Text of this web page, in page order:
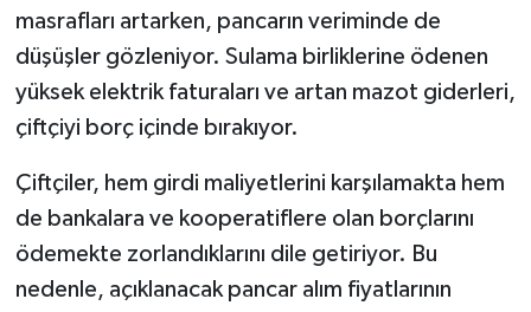
masrafları artarken, pancarın veriminde de
düşüşler gözleniyor. Sulama birliklerine ödenen
yüksek elektrik faturaları ve artan mazot giderleri,
çiftçiyi borç içinde bırakıyor.
Çiftçiler, hem girdi maliyetlerini karşılamakta hem
de bankalara ve kooperatiflere olan borçlarını
ödemekte zorlandıklarını dile getiriyor. Bu
nedenle, açıklanacak pancar alım fiyatlarının